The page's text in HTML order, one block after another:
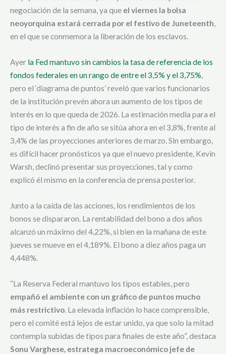
negociación de la semana, ya que el viernes la bolsa
neoyorquina estará cerrada por el festivo de Juneteenth,
en el que se conmemora la liberación de los esclavos.
Ayer la Fed mantuvo sin cambios la tasa de referencia de los
fondos federales en un rango de entre el 3,5% y el 3,75%,
pero el ‘diagrama de puntos’ reveló que varios funcionarios
de la institución prevén ahora un aumento de los tipos de
interés en lo que queda de 2026. La estimación media para el
tipo de interés a fin de año se sitúa ahora en el 3,8%, frente al
3,4% de las proyecciones anteriores de marzo. Sin embargo,
es difícil hacer pronósticos ya que el nuevo presidente, Kevin
Warsh, declinó presentar sus proyecciones, tal y como
explicó él mismo en la conferencia de prensa posterior.
Junto a la caída de las acciones, los rendimientos de los
bonos se dispararon. La rentabilidad del bono a dos años
alcanzó un máximo del 4,22%, si bien en la mañana de este
jueves se mueve en el 4,189%. El bono a diez años paga un
4,448%.
“La Reserva Federal mantuvo los tipos estables, pero
empañó el ambiente con un gráfico de puntos mucho
más restrictivo. La elevada inflación lo hace comprensible,
pero el comité está lejos de estar unido, ya que solo la mitad
contempla subidas de tipos para finales de este año”, destaca
Sonu Varghese, estratega macroeconómico jefe de